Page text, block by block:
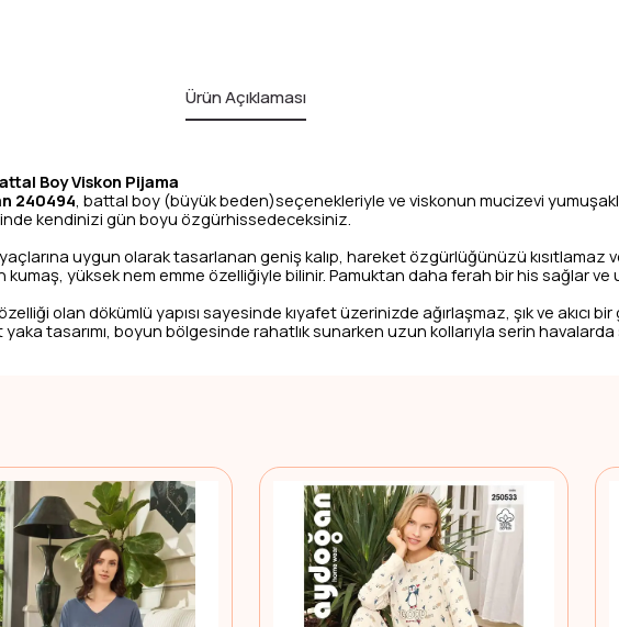
Ürün Açıklaması
Boy Viskon Pijama
240494, battal boy (büyük beden)seçenekleriyle ve viskonun mucizevi
kendinizi gün boyu özgürhissedeceksiniz.
uygun olarak tasarlanan geniş kalıp, hareket özgürlüğünüzü
yüksek nem emme özelliğiyle bilinir. Pamuktan daha ferah bir his sağlar
olan dökümlü yapısı sayesinde kıyafet üzerinizde ağırlaşmaz, şık ve akıcı
tasarımı, boyun bölgesinde rahatlık sunarken uzun kollarıyla serin havalarda